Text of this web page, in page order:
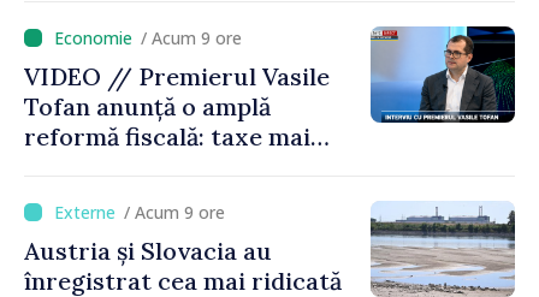
/ Acum 9 ore
VIDEO // Premierul Vasile
Tofan anunță o amplă
reformă fiscală: taxe mai
mari pentru bănci, tutun și
jocurile de noroc
/ Acum 9 ore
Austria și Slovacia au
înregistrat cea mai ridicată